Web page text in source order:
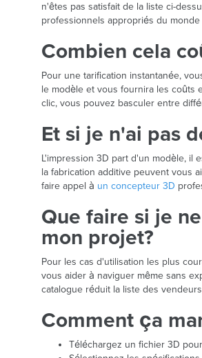
n'êtes pas satisfait de la liste ci-
professionnels appropriés du monde
Combien cela
Pour une tarification instantanée,
le modèle et vous fournira les coûts
clic, vous pouvez basculer entre
Et si je n'ai pas
L'impression 3D part d'un modèle, il
la fabrication additive peuvent vous
faire appel à un concepteur 3D
Que faire si je
mon projet?
Pour les cas d'utilisation les plus
vous aider à naviguer même sans
catalogue réduit la liste des
Comment ça
Téléchargez un fichier 3D